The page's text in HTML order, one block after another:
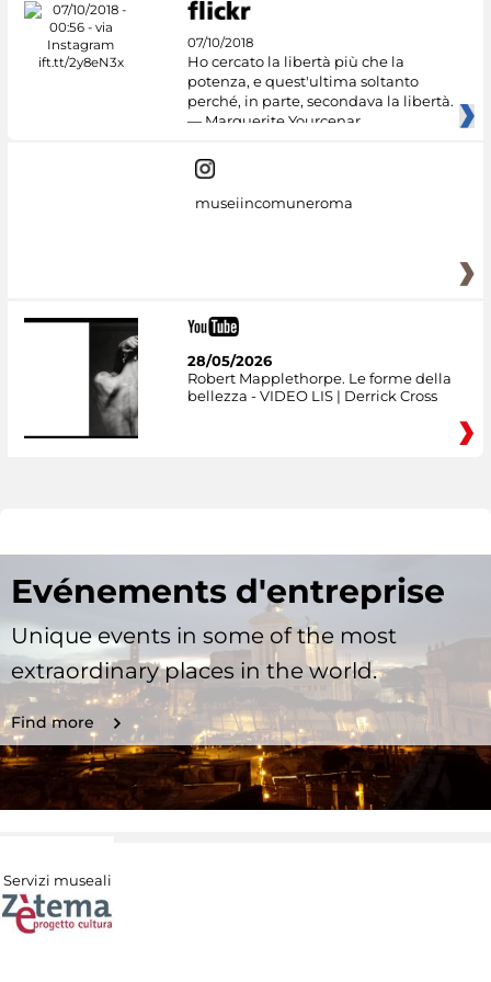
07/10/2018
Ho cercato la libertà più che la
potenza, e quest'ultima soltanto
perché, in parte, secondava la libertà.
— Marguerite Yourcenar
museiincomuneroma
28/05/2026
Robert Mapplethorpe. Le forme della
bellezza - VIDEO LIS | Derrick Cross
Evénements d'entreprise
Unique events in some of the most
extraordinary places in the world.
Find more
Servizi museali